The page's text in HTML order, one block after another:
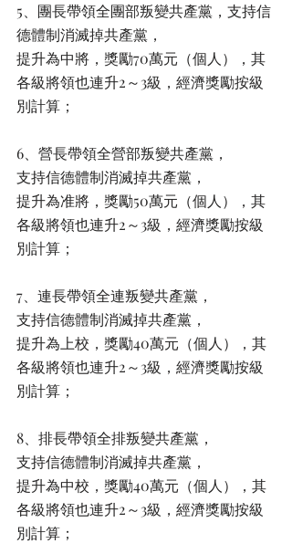
5、團長帶領全團部叛變共產黨，支持信
德體制消滅掉共產黨，
提升為中將，獎勵70萬元（個人），其
各級將領也連升2～3級，經濟獎勵按級
別計算；
6、營長帶領全營部叛變共產黨，
支持信德體制消滅掉共產黨，
提升為准將，獎勵50萬元（個人），其
各級將領也連升2～3級，經濟獎勵按級
別計算；
7、連長帶領全連叛變共產黨，
支持信德體制消滅掉共產黨，
提升為上校，獎勵40萬元（個人），其
各級將領也連升2～3級，經濟獎勵按級
別計算；
8、排長帶領全排叛變共產黨，
支持信德體制消滅掉共產黨，
提升為中校，獎勵40萬元（個人），其
各級將領也連升2～3級，經濟獎勵按級
別計算；